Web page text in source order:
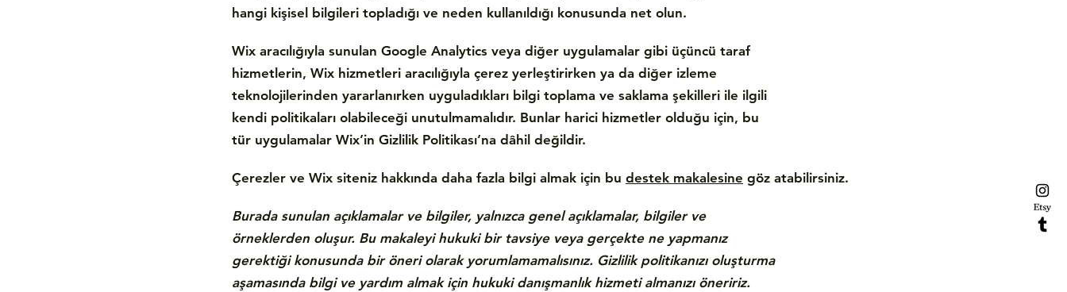
hangi kişisel bilgileri topladığı ve neden kullanıldığı konusunda net olun.
Wix aracılığıyla sunulan Google Analytics veya diğer uygulamalar gibi üçüncü taraf
hizmetlerin, Wix hizmetleri aracılığıyla çerez yerleştirirken ya da diğer izleme
teknolojilerinden yararlanırken uyguladıkları bilgi toplama ve saklama şekilleri ile ilgili
kendi politikaları olabileceği unutulmamalıdır. Bunlar harici hizmetler olduğu için, bu
tür uygulamalar Wix’in Gizlilik Politikası’na dâhil değildir.
Çerezler ve Wix siteniz hakkında daha fazla bilgi almak için bu destek makalesine göz atabilirsiniz.
Burada sunulan açıklamalar ve bilgiler, yalnızca genel açıklamalar, bilgiler ve
örneklerden oluşur. Bu makaleyi hukuki bir tavsiye veya gerçekte ne yapmanız
gerektiği konusunda bir öneri olarak yorumlamamalısınız. Gizlilik politikanızı oluşturma
aşamasında bilgi ve yardım almak için hukuki danışmanlık hizmeti almanızı öneririz.